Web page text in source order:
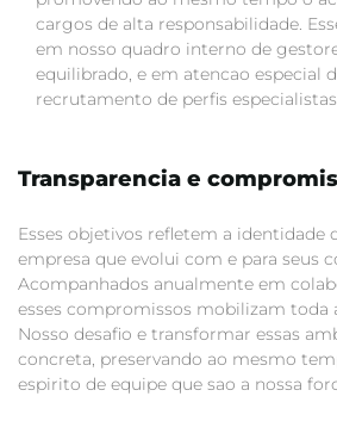
cargos de alta responsabilidade.
em nosso quadro interno de
equilibrado, e em atencao especial
recrutamento de perfis
Transparencia e
Esses objetivos refletem a identidade
empresa que evolui com e para seus
Acompanhados anualmente em
esses compromissos mobilizam toda
Nosso desafio e transformar essas
concreta, preservando ao mesmo
espirito de equipe que sao a nossa